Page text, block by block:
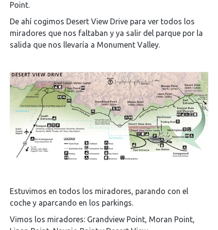
Point.
De ahí cogimos Desert View Drive para ver todos los
miradores que nos faltaban y ya salir del parque por la
salida que nos llevaría a Monument Valley.
Estuvimos en todos los miradores, parando con el
coche y aparcando en los parkings.
Vimos los miradores: Grandview Point, Moran Point,